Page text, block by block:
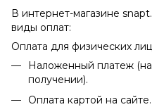
В интернет-магазине
виды оплат:
Оплата для физических
Наложенный платеж
получении).
Оплата картой на сайте.